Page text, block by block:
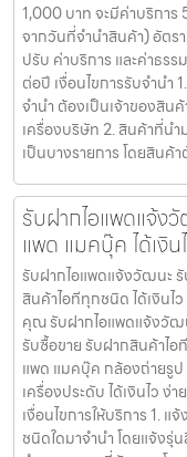
1,000 บาท จะมีค่าบริกา
จากวันที่จำนำสินค้า) อัตร
ปรับ ค่าบริการ และค่าธร
ต่อปี เงื่อนไขการรับจำนำ
จำนำ ต้องเป็นเจ้าของสินค้
เครื่องบริษัท 2. สินค้าที่นำ
เป็นบางรายการ โดยสินค้
รับฝากไอแพดแจ้ง
แพด แมคบุ๊ค ได้เงิน
รับฝากไอแพดแจ้งวัฒนะ
สินค้าไอทีทุกชนิด ได้เงินไว
คุณ รับฝากไอแพดแจ้งวัฒ
รับซื้อขาย รับฝากสินค้าไอ
แพด แมคบุ๊ค กล้องถ่ายรูป
เครื่องประดับ ได้เงินไว ง่
เงื่อนไขการให้บริการ 1.
ชนิดใดมาจำนำ โดยแจ้งรุ่